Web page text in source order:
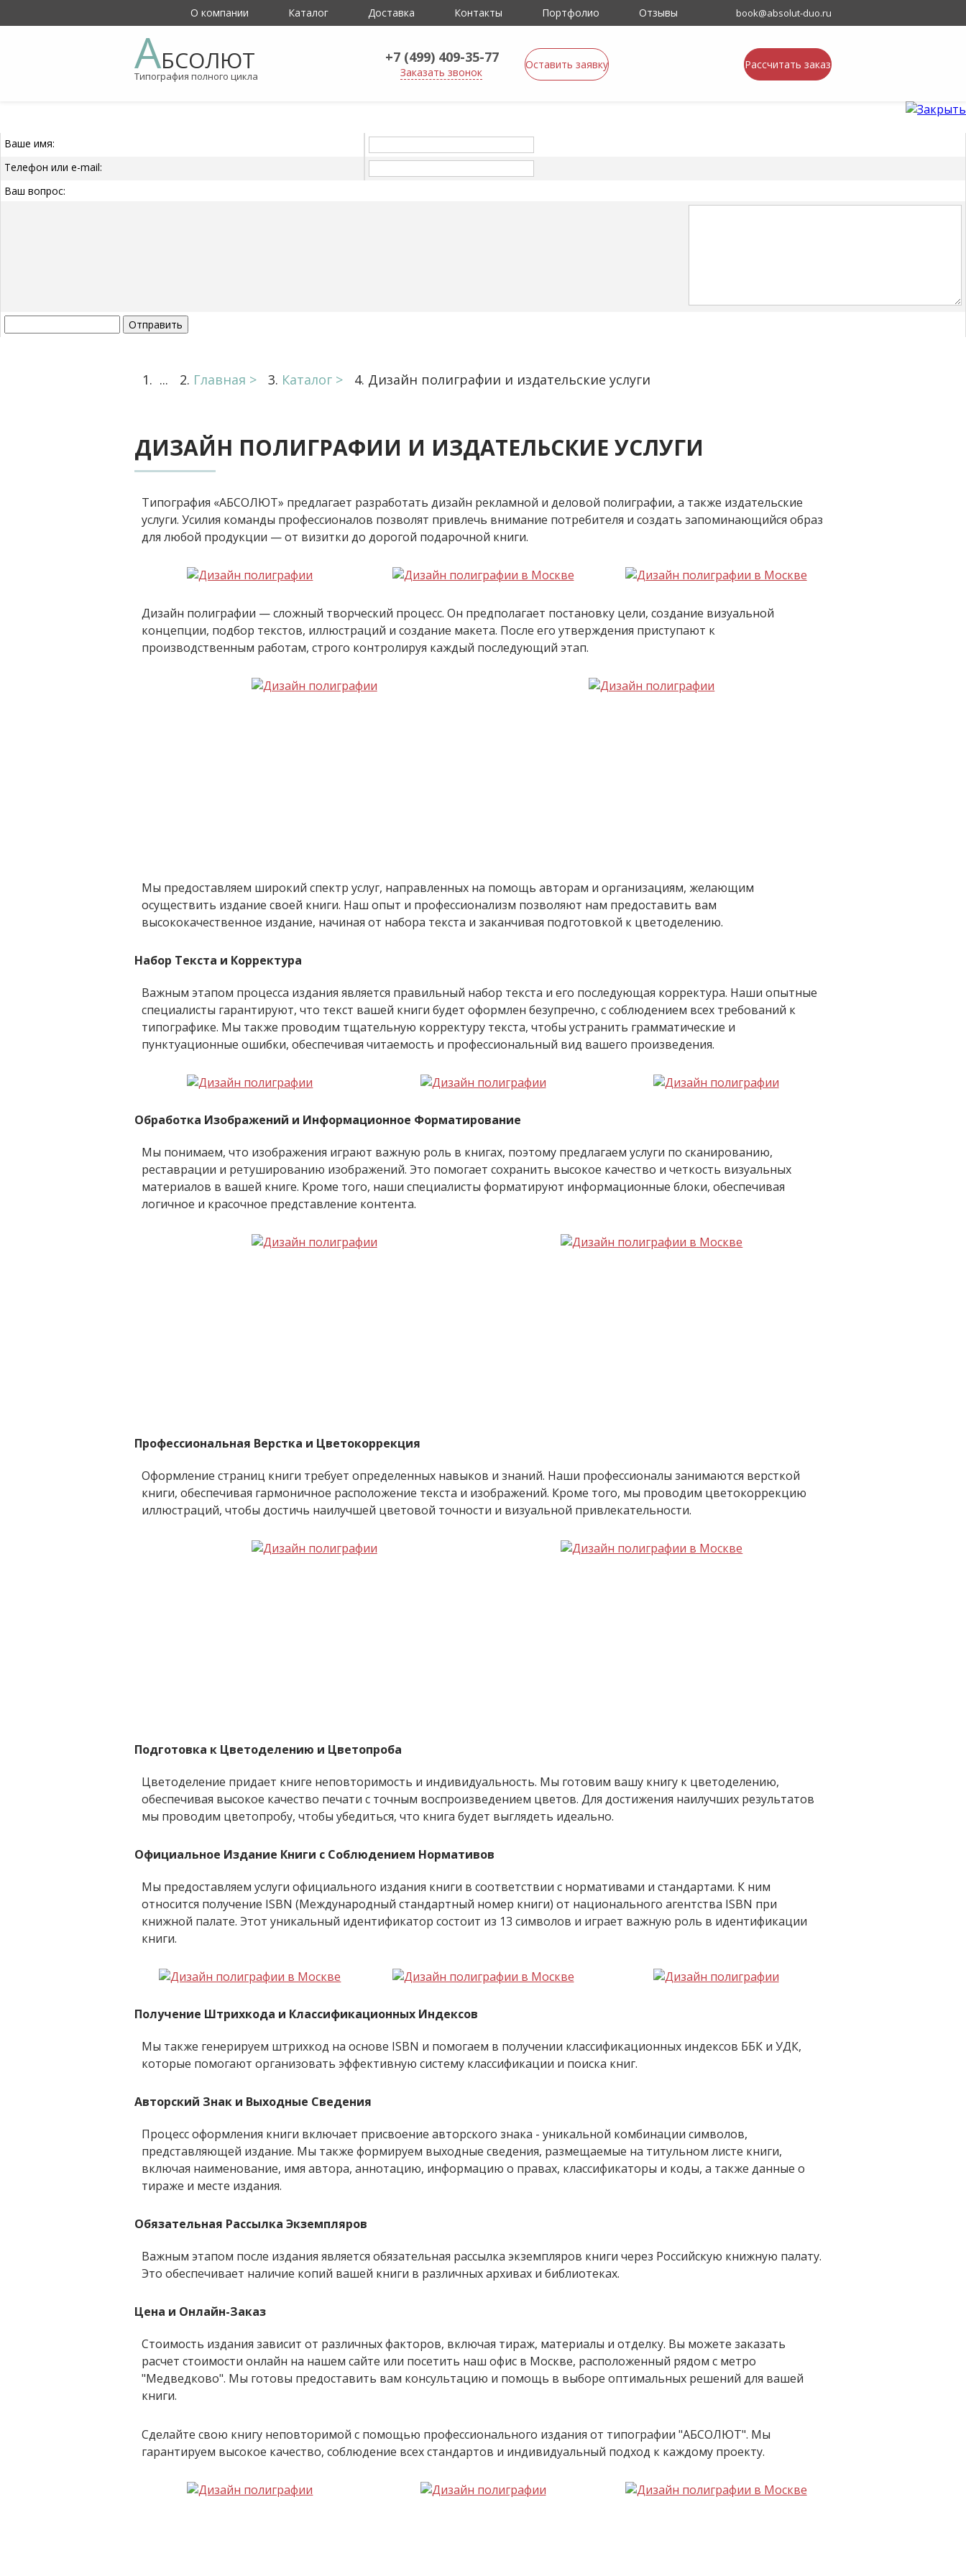
О компании Каталог Доставка Контакты Портфолио Отзывы book@absolut-duo.ru
АБСОЛЮТ
Типография полного цикла
+7 (499) 409-35-77
Заказать звонок
Оставить заявку Рассчитать заказ
Ваше имя:
Телефон или e-mail:
Ваш вопрос:
... Главная Каталог Дизайн полиграфии и издательские услуги
ДИЗАЙН ПОЛИГРАФИИ И ИЗДАТЕЛЬСКИЕ УСЛУГИ
Типография «АБСОЛЮТ» предлагает разработать дизайн рекламной и деловой полиграфии, а также издательские
услуги. Усилия команды профессионалов позволят привлечь внимание потребителя и создать запоминающийся образ
для любой продукции — от визитки до дорогой подарочной книги.
Дизайн полиграфии — сложный творческий процесс. Он предполагает постановку цели, создание визуальной
концепции, подбор текстов, иллюстраций и создание макета. После его утверждения приступают к
производственным работам, строго контролируя каждый последующий этап.
Мы предоставляем широкий спектр услуг, направленных на помощь авторам и организациям, желающим
осуществить издание своей книги. Наш опыт и профессионализм позволяют нам предоставить вам
высококачественное издание, начиная от набора текста и заканчивая подготовкой к цветоделению.
Набор Текста и Корректура
Важным этапом процесса издания является правильный набор текста и его последующая корректура. Наши опытные
специалисты гарантируют, что текст вашей книги будет оформлен безупречно, с соблюдением всех требований к
типографике. Мы также проводим тщательную корректуру текста, чтобы устранить грамматические и
пунктуационные ошибки, обеспечивая читаемость и профессиональный вид вашего произведения.
Обработка Изображений и Информационное Форматирование
Мы понимаем, что изображения играют важную роль в книгах, поэтому предлагаем услуги по сканированию,
реставрации и ретушированию изображений. Это помогает сохранить высокое качество и четкость визуальных
материалов в вашей книге. Кроме того, наши специалисты форматируют информационные блоки, обеспечивая
логичное и красочное представление контента.
Профессиональная Верстка и Цветокоррекция
Оформление страниц книги требует определенных навыков и знаний. Наши профессионалы занимаются версткой
книги, обеспечивая гармоничное расположение текста и изображений. Кроме того, мы проводим цветокоррекцию
иллюстраций, чтобы достичь наилучшей цветовой точности и визуальной привлекательности.
Подготовка к Цветоделению и Цветопроба
Цветоделение придает книге неповторимость и индивидуальность. Мы готовим вашу книгу к цветоделению,
обеспечивая высокое качество печати с точным воспроизведением цветов. Для достижения наилучших результатов
мы проводим цветопробу, чтобы убедиться, что книга будет выглядеть идеально.
Официальное Издание Книги с Соблюдением Нормативов
Мы предоставляем услуги официального издания книги в соответствии с нормативами и стандартами. К ним
относится получение ISBN (Международный стандартный номер книги) от национального агентства ISBN при
книжной палате. Этот уникальный идентификатор состоит из 13 символов и играет важную роль в идентификации
книги.
Получение Штрихкода и Классификационных Индексов
Мы также генерируем штрихкод на основе ISBN и помогаем в получении классификационных индексов ББК и УДК,
которые помогают организовать эффективную систему классификации и поиска книг.
Авторский Знак и Выходные Сведения
Процесс оформления книги включает присвоение авторского знака - уникальной комбинации символов,
представляющей издание. Мы также формируем выходные сведения, размещаемые на титульном листе книги,
включая наименование, имя автора, аннотацию, информацию о правах, классификаторы и коды, а также данные о
тираже и месте издания.
Обязательная Рассылка Экземпляров
Важным этапом после издания является обязательная рассылка экземпляров книги через Российскую книжную палату.
Это обеспечивает наличие копий вашей книги в различных архивах и библиотеках.
Цена и Онлайн-Заказ
Стоимость издания зависит от различных факторов, включая тираж, материалы и отделку. Вы можете заказать
расчет стоимости онлайн на нашем сайте или посетить наш офис в Москве, расположенный рядом с метро
"Медведково". Мы готовы предоставить вам консультацию и помощь в выборе оптимальных решений для вашей
книги.
Сделайте свою книгу неповторимой с помощью профессионального издания от типографии "АБСОЛЮТ". Мы
гарантируем высокое качество, соблюдение всех стандартов и индивидуальный подход к каждому проекту.